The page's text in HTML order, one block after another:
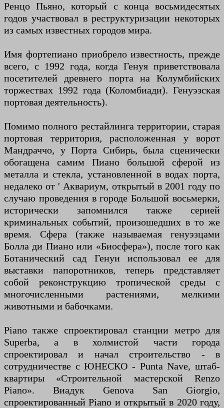
Ренцо Пьяно, который с конца восьмидесятых
годов участвовал в реструктуризации некоторых
из самых известных городов мира.
Имя фортепиано приобрело известность, прежде
всего, с 1992 года, когда Генуя приветствовала
посетителей древнего порта на Колумбийских
торжествах 1992 года (Коломбиади). Генуэзская
портовая деятельность).
Помимо полного рестайлинга территории, старая
портовая территория, расположенная у ворот
Мандраччо, у Порта Сибирь, была сценически
обогащена самим Пиано большой сферой из
металла и стекла, установленной в водах порта,
недалеко от ' Аквариум, открытый в 2001 году по
случаю проведения в городе Большой восьмерки,
исторически запомнился также серией
криминальных событий, произошедших в то же
время. Сфера (также называемая генуэзцами
Болла ди Пиано или «Биосфера»), после того как
Ботанический сад Генуи использовал ее для
выставки папоротников, теперь представляет
собой реконструкцию тропической среды с
многочисленными растениями, мелкими
животными и бабочками.
Piano также спроектировал станции метро для
Superba, а в холмистой части города
спроектировал и начал строительство - в
сотрудничестве с ЮНЕСКО - Punta Nave, штаб-
квартиры «Строительной мастерской Renzo
Piano». Виадук Genova San Giorgio,
спроектированный Piano и открытый в 2020 году,